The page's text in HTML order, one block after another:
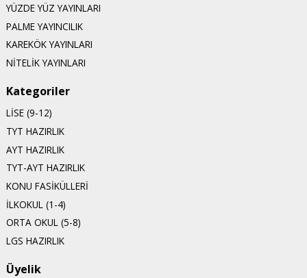
YÜZDE YÜZ YAYINLARI
PALME YAYINCILIK
KAREKÖK YAYINLARI
NİTELİK YAYINLARI
Kategoriler
LİSE (9-12)
TYT HAZIRLIK
AYT HAZIRLIK
TYT-AYT HAZIRLIK
KONU FASİKÜLLERİ
İLKOKUL (1-4)
ORTA OKUL (5-8)
LGS HAZIRLIK
Üyelik